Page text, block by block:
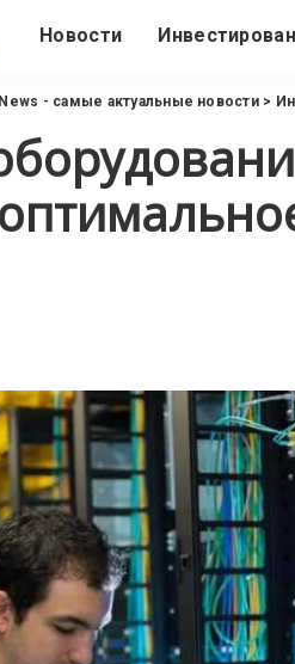
Новости
- самые актуальные новости>